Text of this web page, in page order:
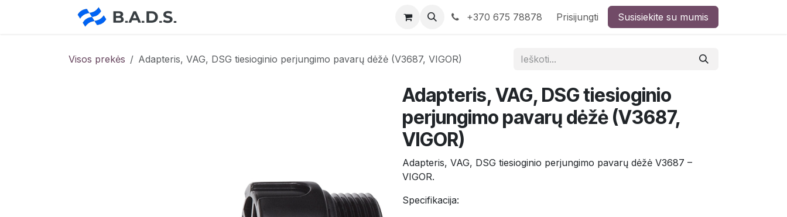
+370 675 78878 Prisijungti Susisiekite su mumis
Visos prekės Adapteris, VAG, DSG tiesioginio perjungimo pavarų dėžė (V3687, VIGOR)
Adapteris, VAG, DSG tiesioginio
perjungimo pavarų dėžė (V3687,
VIGOR)
Adapteris, VAG, DSG tiesioginio perjungimo pavarų dėžė V3687 –
VIGOR.
Specifikacija: